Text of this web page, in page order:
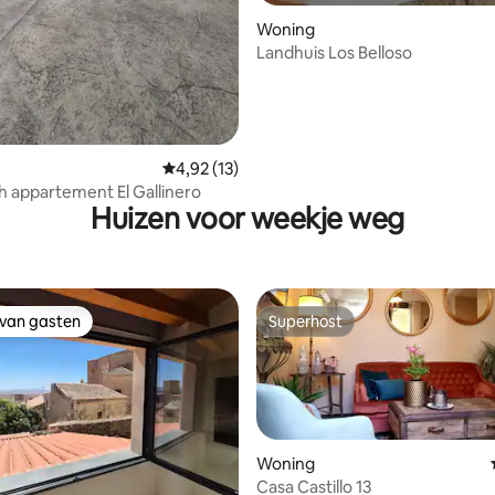
Gemiddelde beoordeling van 4,92 uit 5, 13
4,92 (13)
appartement El Gallinero
Woning
Landhuis Los Belloso
Huizen voor weekje weg
gasten
gasten Superhost
Superhost
Woning
Casa Castillo 13